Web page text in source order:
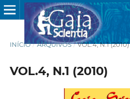
INÍCIO / ARQUIVOS / VOL.4, N.1 (2010)
VOL.4, N.1 (2010)